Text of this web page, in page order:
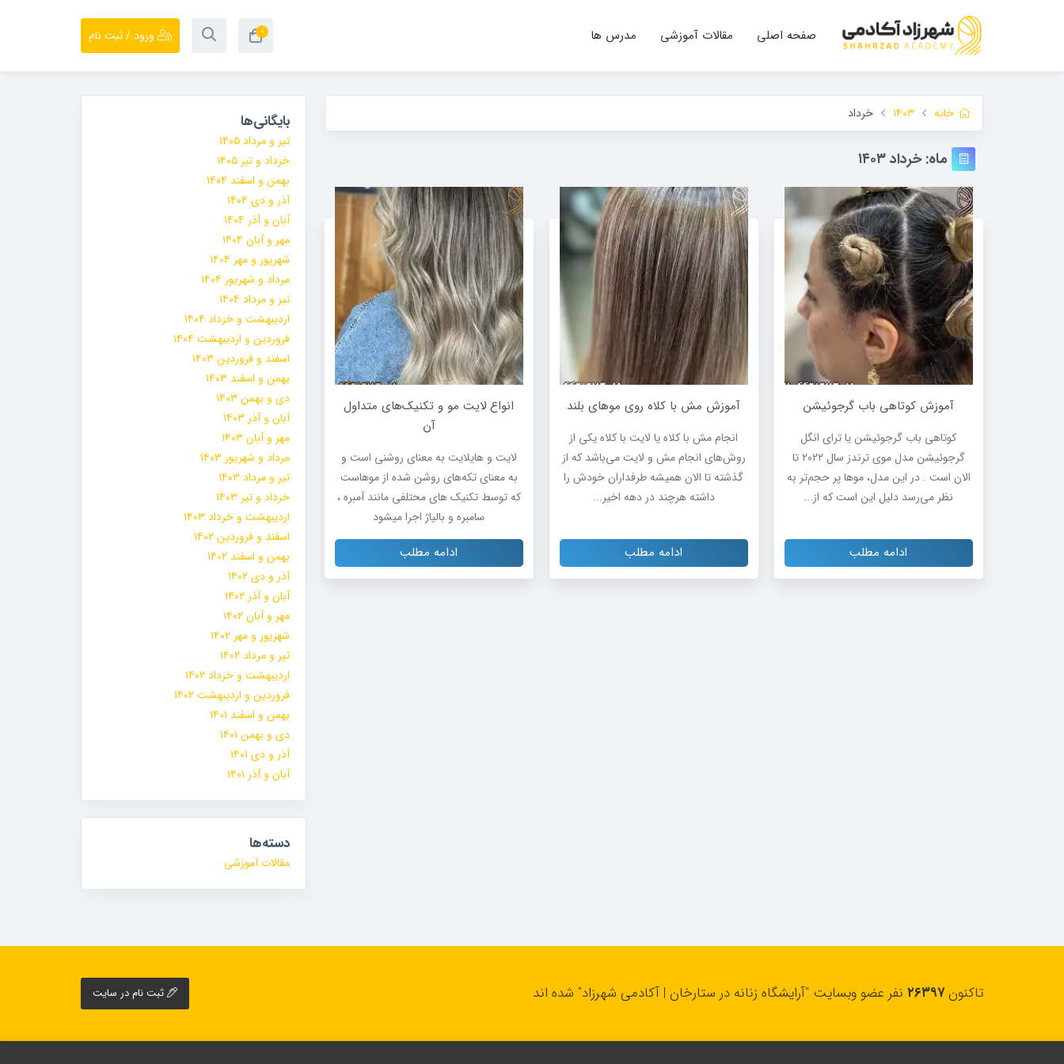
صفحه اصلی مقالات آموزشی مدرس ها ورود / ثبت نام ۰
خانه ۱۴۰۳ خرداد
ماه:خرداد ۱۴۰۳
آموزش کوتاهی باب گرجوئیشن
کوتاهی باب گرجوئیشن یا ترای انگل
گرجوئیشن مدل موی ترندز سال ۲۰۲۲ تا
الان است . در این مدل، موها پر حجم‌تر به
نظر می‌رسد دلیل این است که از...
ادامه مطلب
آموزش مش با کلاه روی موهای بلند
انجام مش با کلاه یا لایت با کلاه یکی از
روش‌های انجام مش و لایت می‌باشد که از
گذشته تا الان همیشه طرفداران خودش را
داشته هرچند در دهه اخیر...
ادامه مطلب
انواع لایت مو و تکنیک‌های متداول
آن
لایت و هایلایت به معنای روشنی است و
به معنای تکه‌های روشن شده از موهاست
که توسط تکنیک های محتلفی مانند آمبره ،
سامبره و بالیاژ اجرا میشود
ادامه مطلب
بایگانی‌ها
تیر و مرداد ۱۴۰۵
خرداد و تیر ۱۴۰۵
بهمن و اسفند ۱۴۰۴
آذر و دی ۱۴۰۴
آبان و آذر ۱۴۰۴
مهر و آبان ۱۴۰۴
شهریور و مهر ۱۴۰۴
مرداد و شهریور ۱۴۰۴
تیر و مرداد ۱۴۰۴
اردیبهشت و خرداد ۱۴۰۴
فروردین و اردیبهشت ۱۴۰۴
اسفند و فروردین ۱۴۰۳
بهمن و اسفند ۱۴۰۳
دی و بهمن ۱۴۰۳
آبان و آذر ۱۴۰۳
مهر و آبان ۱۴۰۳
مرداد و شهریور ۱۴۰۳
تیر و مرداد ۱۴۰۳
خرداد و تیر ۱۴۰۳
اردیبهشت و خرداد ۱۴۰۳
اسفند و فروردین ۱۴۰۲
بهمن و اسفند ۱۴۰۲
آذر و دی ۱۴۰۲
آبان و آذر ۱۴۰۲
مهر و آبان ۱۴۰۲
شهریور و مهر ۱۴۰۲
تیر و مرداد ۱۴۰۲
اردیبهشت و خرداد ۱۴۰۲
فروردین و اردیبهشت ۱۴۰۲
بهمن و اسفند ۱۴۰۱
دی و بهمن ۱۴۰۱
آذر و دی ۱۴۰۱
آبان و آذر ۱۴۰۱
دسته‌ها
مقالات آموزشی
تاکنون۲۶۳۹۷ نفر عضو وبسایت "آرایشگاه زنانه در ستارخان | آکادمی شهرزاد" شده اند ثبت نام در سایت